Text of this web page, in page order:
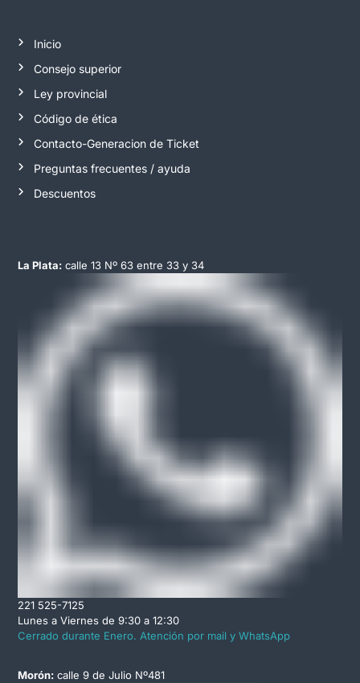
Inicio
Consejo superior
Ley provincial
Código de ética
Contacto-Generacion de Ticket
Preguntas frecuentes / ayuda
Descuentos
La Plata:calle 13 Nº 63 entre 33 y 34
221 525-7125
Lunes a Viernes de 9:30 a 12:30
Cerrado durante Enero. Atención por mail y WhatsApp
Morón:calle 9 de Julio Nº481